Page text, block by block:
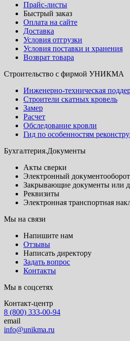
Прайс-листы
Быстрый заказ
Оплата на сайте
Доставка
Условия отгрузки
Условия поставки и хранения
Возврат товара
Строительство с фирмой УНИКМА
Инженерно-техническая
Строители скатных кровель
Замер
Расчет
Обследование кровли
Гид по особенностям
Бухгалтерия.Документы
Акты сверки
Электронный
Закрывающие документы или
Реквизиты
Электронная транспортная
Мы на связи
Напишите нам
Отзывы
Написать директору
Задать вопрос
Контакты
Мы в соцсетях
Контакт-центр
8 (800) 333-00-94
email
info@unikma.ru